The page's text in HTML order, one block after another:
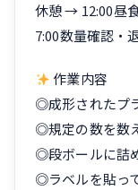
休憩 → 12:00昼
7:00数量確認・
作業内容
◎成形されたプ
◎規定の数を数
◎段ボールに詰
◎ラベルを貼っ